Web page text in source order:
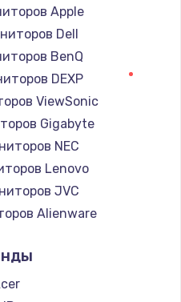
руб.
пыли
руб.
Wi-Fi
руб.
данных
руб.
Apple
Dell
BenQ
DEXP
ViewSonic
Gigabyte
NEC
Lenovo
JVC
Alienware
Thunderobot
Hisense